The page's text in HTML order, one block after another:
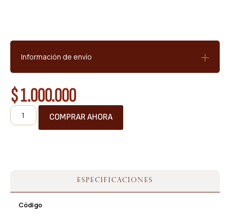
Información de envío
$1.000.000
COMPRAR AHORA
ESPECIFICACIONES
Código